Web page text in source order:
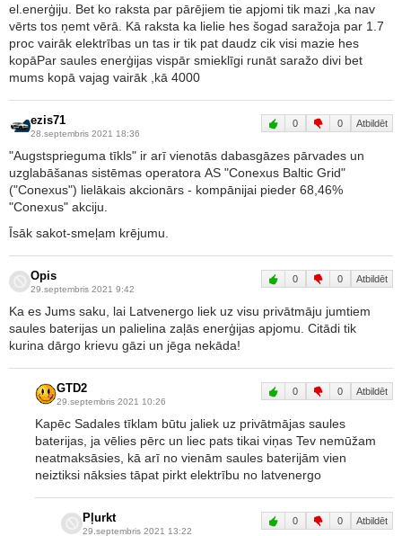
el.enerģiju. Bet ko raksta par pārējiem tie apjomi tik mazi ,ka nav
vērts tos ņemt vērā. Kā raksta ka lielie hes šogad saražoja par 1.7
proc vairāk elektrības un tas ir tik pat daudz cik visi mazie hes
kopāPar saules enerģijas vispār smieklīgi runāt saražo divi bet
mums kopā vajag vairāk ,kā 4000
ezis71
28.septembris 2021 18:36
0 0 Atbildēt
"Augstsprieguma tīkls" ir arī vienotās dabasgāzes pārvades un
uzglabāšanas sistēmas operatora AS "Conexus Baltic Grid"
("Conexus") lielākais akcionārs - kompānijai pieder 68,46%
"Conexus" akciju.
Īsāk sakot-smeļam krējumu.
Opis
29.septembris 2021 9:42
0 0 Atbildēt
Ka es Jums saku, lai Latvenergo liek uz visu privātmāju jumtiem
saules baterijas un palielina zaļās enerģijas apjomu. Citādi tik
kurina dārgo krievu gāzi un jēga nekāda!
GTD2
29.septembris 2021 10:26
0 0 Atbildēt
Kapēc Sadales tīklam būtu jaliek uz privātmājas saules
baterijas, ja vēlies pērc un liec pats tikai viņas Tev nemūžam
neatmaksāsies, kā arī no vienām saules baterijām vien
neiztiksi nāksies tāpat pirkt elektrību no latvenergo
Pļurkt
29.septembris 2021 13:22
0 0 Atbildēt